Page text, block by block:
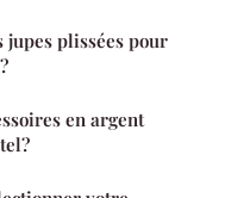
jupes plissées pour
en argent